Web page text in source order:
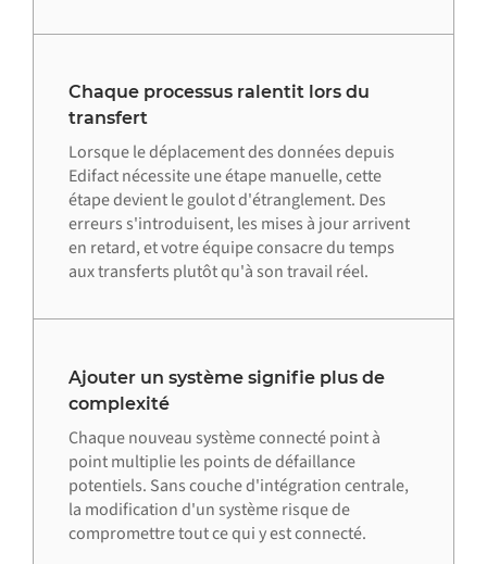
Chaque processus ralentit lors du
transfert
Lorsque le déplacement des données depuis
Edifact nécessite une étape manuelle, cette
étape devient le goulot d'étranglement. Des
erreurs s'introduisent, les mises à jour arrivent
en retard, et votre équipe consacre du temps
aux transferts plutôt qu'à son travail réel.
Ajouter un système signifie plus de
complexité
Chaque nouveau système connecté point à
point multiplie les points de défaillance
potentiels. Sans couche d'intégration centrale,
la modification d'un système risque de
compromettre tout ce qui y est connecté.